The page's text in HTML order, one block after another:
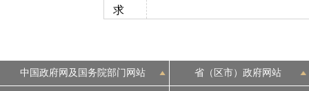
求
中国政府网及国务院部门网站 省（区市）政府网站